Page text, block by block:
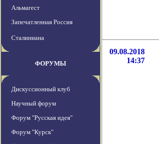
Альмагест
Запечатленная Россия
Сталиниана
ФОРУМЫ
Дискуссионный клуб
Научный форум
Форум "Русская идея"
Форум "Курск"
09.08.2018
14:37